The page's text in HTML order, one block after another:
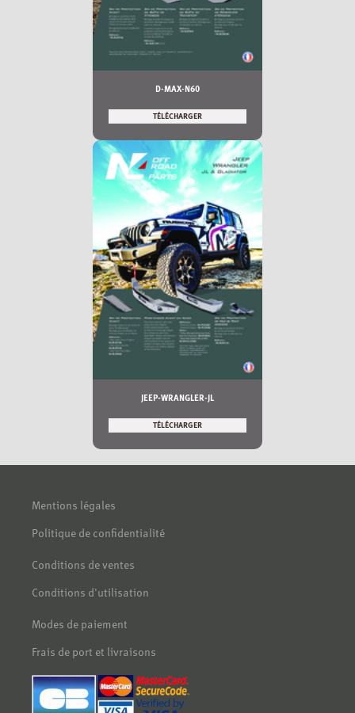
D-MAX-N60
TÉLÉCHARGER
JEEP-WRANGLER-JL
TÉLÉCHARGER
Mentions légales
Politique de confidentialité
Conditions de ventes
Conditions d'utilisation
Modes de paiement
Frais de port et livraisons